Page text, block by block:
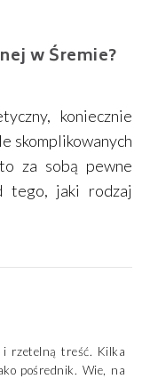
w Śremie?
koniecznie
skomplikowanych
za sobą pewne
tego, jaki rodzaj
rzetelną treść. Kilka
pośrednik. Wie, na